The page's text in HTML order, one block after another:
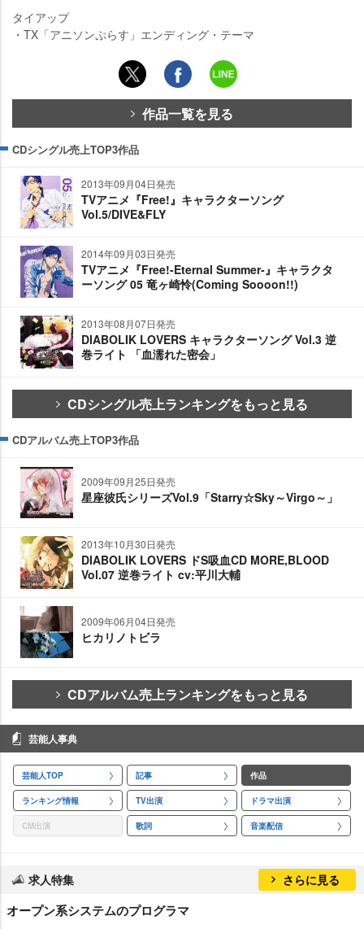
タイアップ
・TX「アニソンぷらす」エンディング・テーマ
作品一覧を見る
CDシングル売上TOP3作品
2013年09月04日発売
TVアニメ『Free!』キャラクターソング
Vol.5/DIVE&FLY
2014年09月03日発売
TVアニメ『Free!-Eternal Summer-』キャラクタ
ーソング 05 竜ヶ崎怜(Coming Soooon!!)
2013年08月07日発売
DIABOLIK LOVERS キャラクターソング Vol.3 逆
巻ライト 「血濡れた密会」
CDシングル売上ランキングをもっと見る
CDアルバム売上TOP3作品
2009年09月25日発売
星座彼氏シリーズVol.9「Starry☆Sky～Virgo～」
2013年10月30日発売
DIABOLIK LOVERS ドS吸血CD MORE,BLOOD
Vol.07 逆巻ライト cv:平川大輔
2009年06月04日発売
ヒカリノトビラ
CDアルバム売上ランキングをもっと見る
芸能人事典
芸能人TOP 記事 作品
ランキング情報 TV出演 ドラマ出演
CM出演 歌詞 音楽配信
求人特集 さらに見る
オープン系システムのプログラマ